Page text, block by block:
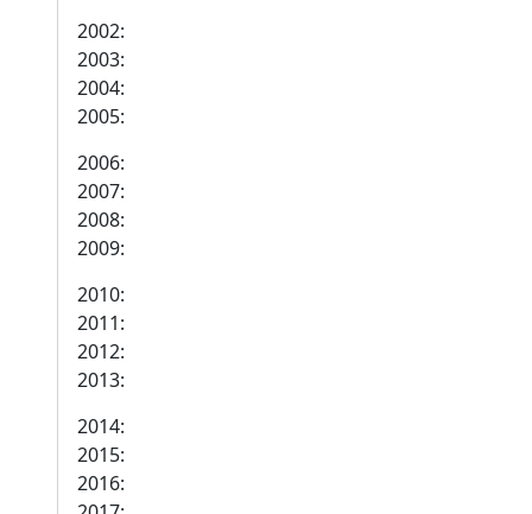
2002:
2003:
2004:
2005:
2006:
2007:
2008:
2009:
2010:
2011:
2012:
2013:
2014:
2015:
2016: